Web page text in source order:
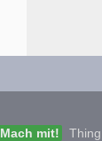
Mach mit!